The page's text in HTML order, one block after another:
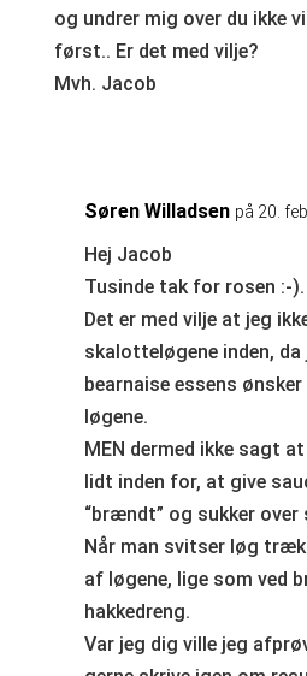
og undrer mig over du ikke
først.. Er det med vilje?
Mvh. Jacob
Søren Willadsen på 20.
Hej Jacob
Tusinde tak for rosen :-).
Det er med vilje at jeg
skalotteløgene inden, da
bearnaise essens
løgene.
MEN dermed ikke sagt
lidt inden for, at give
“brændt” og sukker over
Når man svitser løg
af løgene, lige som ved
hakkedreng.
Var jeg dig ville jeg